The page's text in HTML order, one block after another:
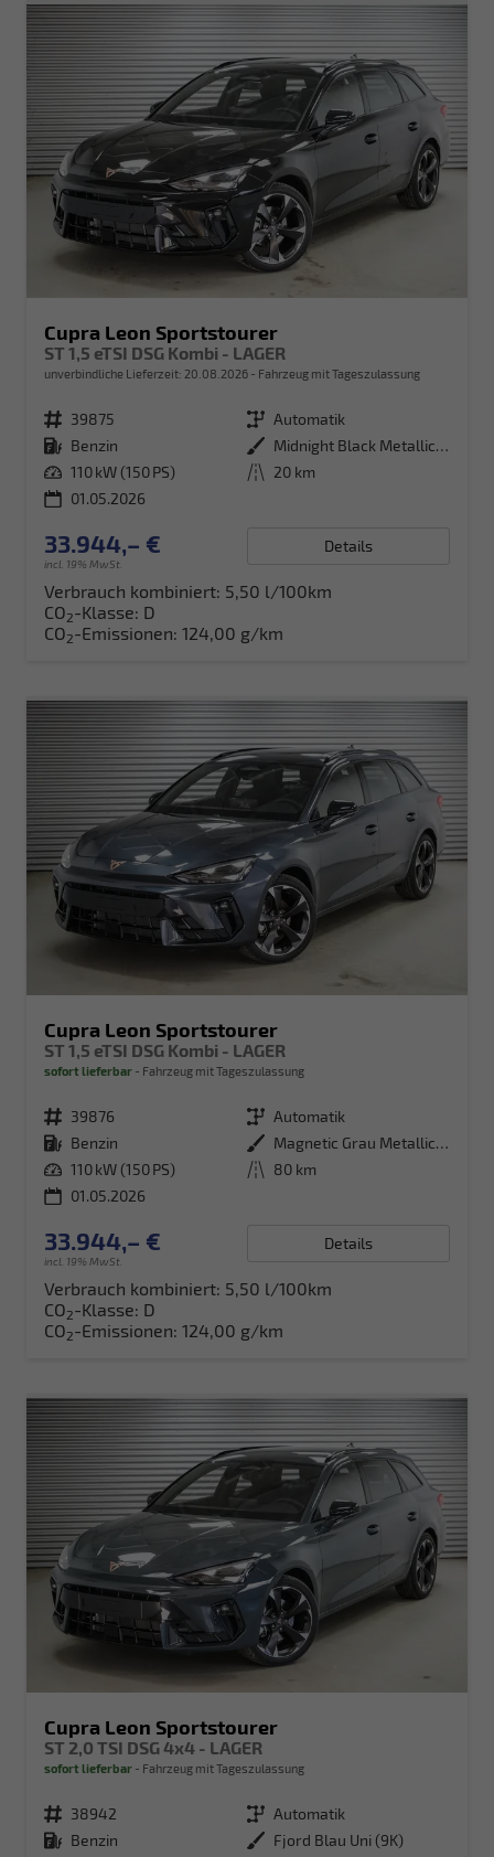
Cupra Leon Sportstourer
ST 1,5 eTSI DSG Kombi - LAGER
unverbindliche Lieferzeit: 20.08.2026 Fahrzeug mit Tageszulassung
Fahrzeugnr. 39875 Getriebe Automatik
Kraftstoff Benzin Außenfarbe
Midnight Black Metallic (0E)
Leistung 110 kW (150 PS) Kilometerstand 20 km
01.05.2026
33.944,– €
incl. 19% MwSt.
Details
Verbrauch kombiniert: 5,50 l/100km
CO2-Klasse: D
CO2-Emissionen: 124,00 g/km
Cupra Leon Sportstourer
ST 1,5 eTSI DSG Kombi - LAGER
sofort lieferbar Fahrzeug mit Tageszulassung
Fahrzeugnr. 39876 Getriebe Automatik
Kraftstoff Benzin Außenfarbe
Magnetic Grau Metallic (S7)
Leistung 110 kW (150 PS) Kilometerstand 80 km
01.05.2026
33.944,– €
incl. 19% MwSt.
Details
Verbrauch kombiniert: 5,50 l/100km
CO2-Klasse: D
CO2-Emissionen: 124,00 g/km
Cupra Leon Sportstourer
ST 2,0 TSI DSG 4x4 - LAGER
sofort lieferbar Fahrzeug mit Tageszulassung
Fahrzeugnr. 38942 Getriebe Automatik
Kraftstoff Benzin Außenfarbe Fjord Blau Uni (9K)